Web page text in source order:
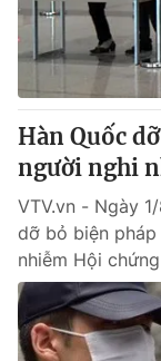
Cơ quan báo chí:
Giấy phép hoạt
cấp ngày 29/12/
Tổng Biên tập:Vũ
Phó Tổng Biên tập:
Nguyễn Trọng Ninh
Ðiện thoại Thời báo
Email:
Liên hệ quảng cáo:
Hàn Quốc
người nghi
VTV.vn - Ngày
dỡ bỏ biện
nhiễm Hội